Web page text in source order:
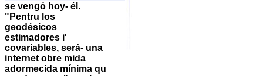
se vengó hoy- él.
"Pentru los
geodésicos
estimadores i'
covariables, será- una
internet obre mida
adormecida mínima qu